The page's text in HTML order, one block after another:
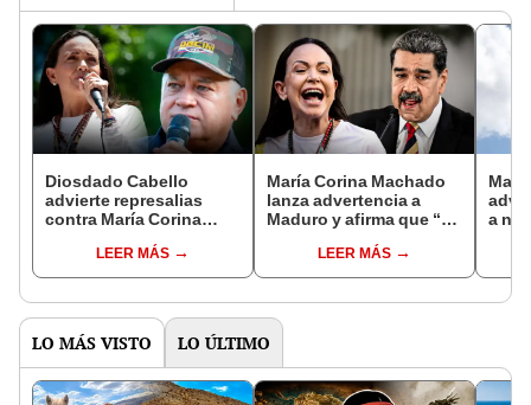
Diosdado Cabello
advierte represalias
contra María Corina
presión de EE. UU.
contra Maduro
LEER MÁS
María Corina Machado
lanza advertencia a
Maduro y afirma que “se
cártel narcoterrorista”
LEER MÁS
a no
LO MÁS VISTO LO ÚLTIMO